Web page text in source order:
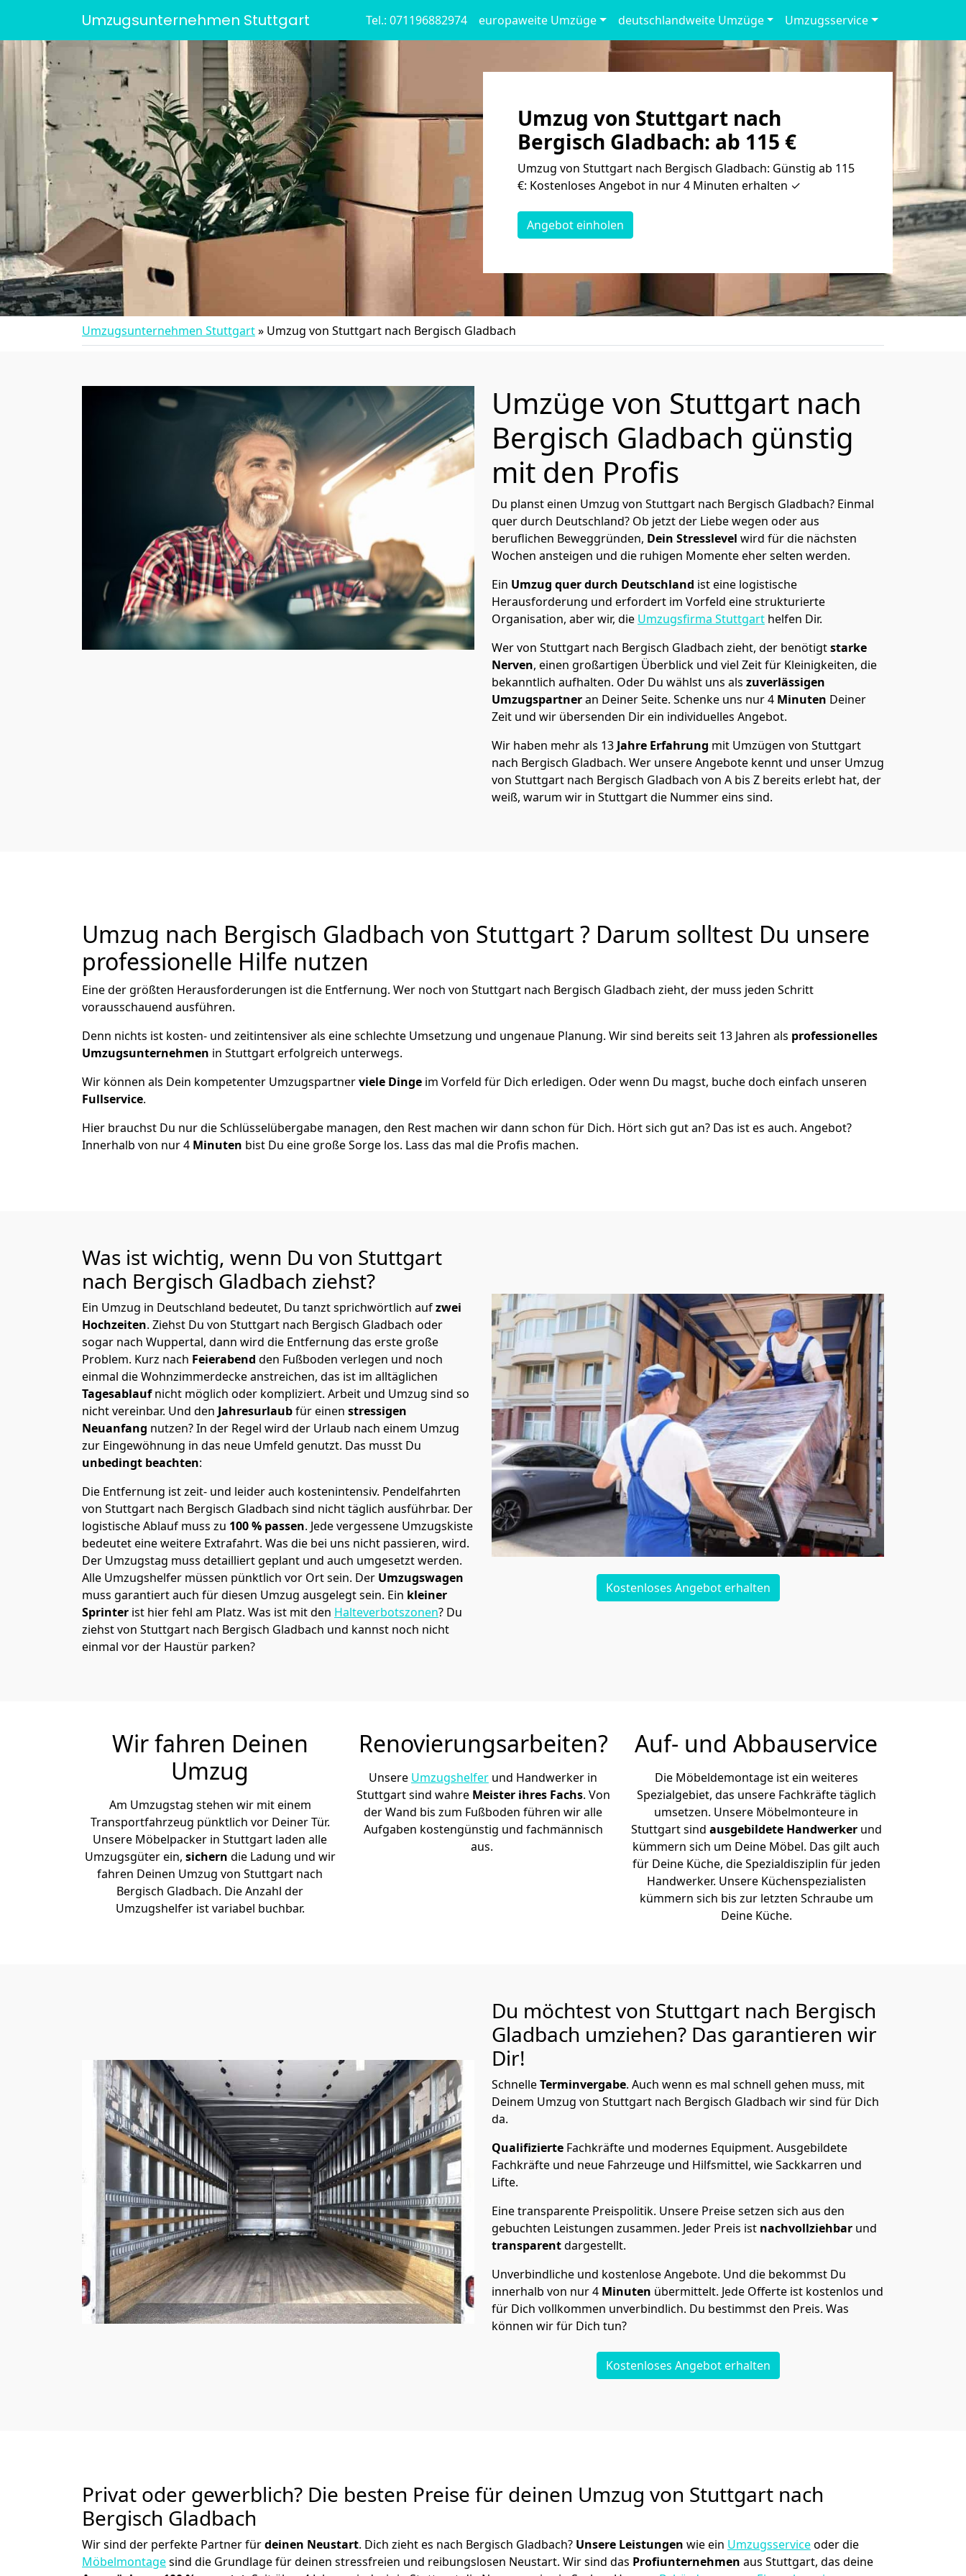
Umzugsunternehmen Stuttgart Tel.: 071196882974 europaweite Umzüge deutschlandweite Umzüge Umzugsservice
Umzug von Stuttgart nach
Bergisch Gladbach: ab 115 €
Umzug von Stuttgart nach Bergisch Gladbach: Günstig ab 115
€: Kostenloses Angebot in nur 4 Minuten erhalten ✓
Angebot einholen
Umzugsunternehmen Stuttgart» Umzug von Stuttgart nach Bergisch Gladbach
Umzüge von Stuttgart nach
Bergisch Gladbach günstig
mit den Profis
Du planst einen Umzug von Stuttgart nach Bergisch Gladbach? Einmal
quer durch Deutschland? Ob jetzt der Liebe wegen oder aus
beruflichen Beweggründen, Dein Stresslevel wird für die nächsten
Wochen ansteigen und die ruhigen Momente eher selten werden.
Ein Umzug quer durch Deutschland ist eine logistische
Herausforderung und erfordert im Vorfeld eine strukturierte
Organisation, aber wir, die Umzugsfirma Stuttgart helfen Dir.
Wer von Stuttgart nach Bergisch Gladbach zieht, der benötigtstarke
Nerven, einen großartigen Überblick und viel Zeit für Kleinigkeiten, die
bekanntlich aufhalten. Oder Du wählst uns als zuverlässigen
Umzugspartneran Deiner Seite. Schenke uns nur4 Minuten Deiner
Zeit und wir übersenden Dir ein individuelles Angebot.
Wir haben mehr als 13 Jahre Erfahrung mit Umzügen von Stuttgart
nach Bergisch Gladbach. Wer unsere Angebote kennt und unser Umzug
von Stuttgart nach Bergisch Gladbach von A bis Z bereits erlebt hat, der
weiß, warum wir in Stuttgart die Nummer eins sind.
Umzug nach Bergisch Gladbach von Stuttgart ? Darum solltest Du unsere
professionelle Hilfe nutzen
Eine der größten Herausforderungen ist die Entfernung. Wer noch von Stuttgart nach Bergisch Gladbach zieht, der muss jeden Schritt
vorausschauend ausführen.
Denn nichts ist kosten- und zeitintensiver als eine schlechte Umsetzung und ungenaue Planung. Wir sind bereits seit 13 Jahren als professionelles
Umzugsunternehmen in Stuttgart erfolgreich unterwegs.
Wir können als Dein kompetenter Umzugspartnerviele Dinge im Vorfeld für Dich erledigen. Oder wenn Du magst, buche doch einfach unseren
Fullservice.
Hier brauchst Du nur die Schlüsselübergabe managen, den Rest machen wir dann schon für Dich. Hört sich gut an? Das ist es auch. Angebot?
Innerhalb von nur 4 Minuten bist Du eine große Sorge los. Lass das mal die Profis machen.
Was ist wichtig, wenn Du von Stuttgart
nach Bergisch Gladbach ziehst?
Ein Umzug in Deutschland bedeutet, Du tanzt sprichwörtlich aufzwei
Hochzeiten. Ziehst Du von Stuttgart nach Bergisch Gladbach oder
sogar nach Wuppertal, dann wird die Entfernung das erste große
Problem. Kurz nach Feierabend den Fußboden verlegen und noch
einmal die Wohnzimmerdecke anstreichen, das ist im alltäglichen
Tagesablaufnicht möglich oder kompliziert. Arbeit und Umzug sind so
nicht vereinbar. Und den Jahresurlaubfür einen stressigen
Neuanfang nutzen? In der Regel wird der Urlaub nach einem Umzug
zur Eingewöhnung in das neue Umfeld genutzt. Das musst Du
unbedingt beachten:
Die Entfernung ist zeit- und leider auch kostenintensiv. Pendelfahrten
von Stuttgart nach Bergisch Gladbach sind nicht täglich ausführbar. Der
logistische Ablauf muss zu 100 % passen. Jede vergessene Umzugskiste
bedeutet eine weitere Extrafahrt. Was die bei uns nicht passieren, wird.
Der Umzugstag muss detailliert geplant und auch umgesetzt werden.
Alle Umzugshelfer müssen pünktlich vor Ort sein. Der Umzugswagen
muss garantiert auch für diesen Umzug ausgelegt sein. Ein kleiner
Sprinter ist hier fehl am Platz. Was ist mit den Halteverbotszonen? Du
ziehst von Stuttgart nach Bergisch Gladbach und kannst noch nicht
einmal vor der Haustür parken?
Kostenloses Angebot erhalten
Wir fahren Deinen
Umzug
Am Umzugstag stehen wir mit einem
Transportfahrzeug pünktlich vor Deiner Tür.
Unsere Möbelpacker in Stuttgart laden alle
Umzugsgüter ein, sichern die Ladung und wir
fahren Deinen Umzug von Stuttgart nach
Bergisch Gladbach. Die Anzahl der
Umzugshelfer ist variabel buchbar.
Renovierungsarbeiten?
Unsere Umzugshelfer und Handwerker in
Stuttgart sind wahre Meister ihres Fachs. Von
der Wand bis zum Fußboden führen wir alle
Aufgaben kostengünstig und fachmännisch
aus.
Auf- und Abbauservice
Die Möbeldemontage ist ein weiteres
Spezialgebiet, das unsere Fachkräfte täglich
umsetzen. Unsere Möbelmonteure in
Stuttgart sind ausgebildete Handwerker und
kümmern sich um Deine Möbel. Das gilt auch
für Deine Küche, die Spezialdisziplin für jeden
Handwerker. Unsere Küchenspezialisten
kümmern sich bis zur letzten Schraube um
Deine Küche.
Du möchtest von Stuttgart nach Bergisch
Gladbach umziehen? Das garantieren wir
Dir!
SchnelleTerminvergabe. Auch wenn es mal schnell gehen muss, mit
Deinem Umzug von Stuttgart nach Bergisch Gladbach wir sind für Dich
da.
Qualifizierte Fachkräfte und modernes Equipment. Ausgebildete
Fachkräfte und neue Fahrzeuge und Hilfsmittel, wie Sackkarren und
Lifte.
Eine transparente Preispolitik. Unsere Preise setzen sich aus den
gebuchten Leistungen zusammen. Jeder Preis ist nachvollziehbar und
transparentdargestellt.
Unverbindliche und kostenlose Angebote. Und die bekommst Du
innerhalb von nur4 Minuten übermittelt. Jede Offerte ist kostenlos und
für Dich vollkommen unverbindlich. Du bestimmst den Preis. Was
können wir für Dich tun?
Kostenloses Angebot erhalten
Privat oder gewerblich? Die besten Preise für deinen Umzug von Stuttgart nach
Bergisch Gladbach
Wir sind der perfekte Partner fürdeinen Neustart. Dich zieht es nach Bergisch Gladbach? Unsere Leistungen wie ein Umzugsserviceoder die
Möbelmontagesind die Grundlage für deinen stressfreien und reibungslosen Neustart. Wir sind das Profiunternehmen aus Stuttgart, das deine